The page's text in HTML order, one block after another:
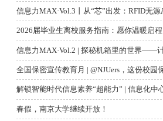
信息力MAX·Vol.3丨从“芯”出发：RFID无源
2026届毕业生离校服务指南：愿你温暖启
全国保密宣传教育月 | @NJUers，这份校园
解锁智能时代信息素养“超能力” | 信息化中
春假，南京大学继续开放！